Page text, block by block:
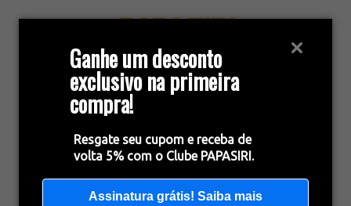
Ganhe um desconto
exclusivo na primeira
compra!
Resgate seu cupom e receba de
volta 5% com o Clube PAPASIRI.
Assinatura grátis! Saiba mais